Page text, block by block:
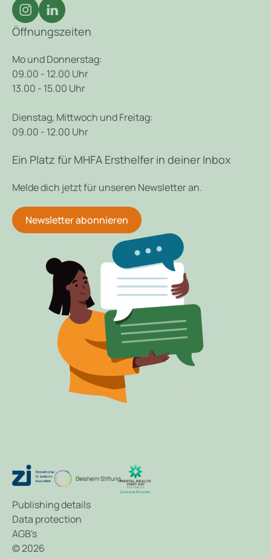
Öffnungszeiten
Mo und Donnerstag:
09.00 - 12.00 Uhr
13.00 - 15.00 Uhr
Dienstag, Mittwoch und Freitag:
09.00 - 12.00 Uhr
Ein Platz für MHFA Ersthelfer in deiner Inbox
Melde dich jetzt für unseren Newsletter an.
Newsletter abonnieren
© 2026
Publishing details
Data protection
AGB's